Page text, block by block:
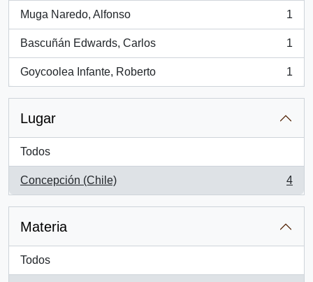
Muga Naredo, Alfonso
, 1 resultados
1
Bascuñán Edwards, Carlos
, 1 resultados
1
Goycoolea Infante, Roberto
, 1 resultados
1
Lugar
Todos
Concepción (Chile)
, 4 resultados
4
Materia
Todos